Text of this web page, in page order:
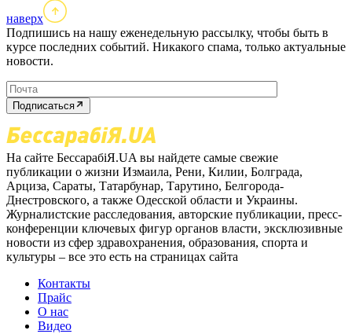
наверх
Подпишись на нашу еженедельную рассылку, чтобы быть в
курсе последних событий. Никакого спама, только актуальные
новости.
Подписаться
На сайте БессарабіЯ.UA вы найдете самые свежие
публикации о жизни Измаила, Рени, Килии, Болграда,
Арциза, Сараты, Татарбунар, Тарутино, Белгорода-
Днестровского, а также Одесской области и Украины.
Журналистские расследования, авторские публикации, пресс-
конференции ключевых фигур органов власти, эксклюзивные
новости из сфер здравохранения, образования, спорта и
культуры – все это есть на страницах сайта
Контакты
Прайс
О нас
Видео